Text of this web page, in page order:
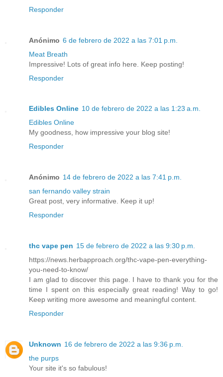
Responder
Anónimo 6 de febrero de 2022 a las 7:01 p.m.
Meat Breath
Impressive! Lots of great info here. Keep posting!
Responder
Edibles Online 10 de febrero de 2022 a las 1:23 a.m.
Edibles Online
My goodness, how impressive your blog site!
Responder
Anónimo 14 de febrero de 2022 a las 7:41 p.m.
san fernando valley strain
Great post, very informative. Keep it up!
Responder
thc vape pen 15 de febrero de 2022 a las 9:30 p.m.
https://news.herbapproach.org/thc-vape-pen-everything-
you-need-to-know/
I am glad to discover this page. I have to thank you for the
time I spent on this especially great reading! Way to go!
Keep writing more awesome and meaningful content.
Responder
Unknown 16 de febrero de 2022 a las 9:36 p.m.
the purps
Your site it's so fabulous!